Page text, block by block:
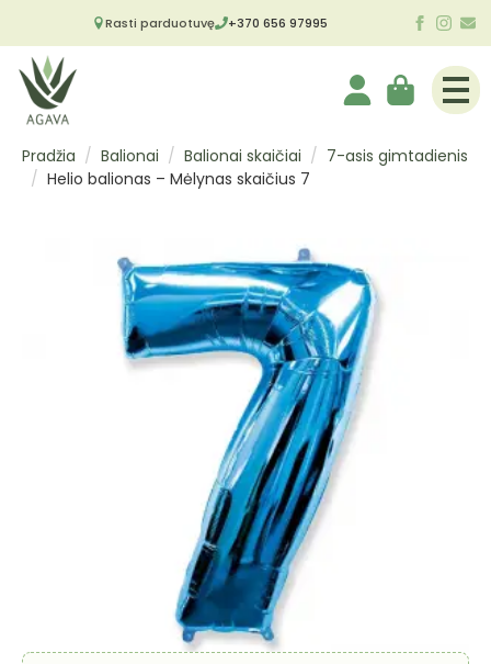
Rasti parduotuvę +370 656 97995
Pradžia Balionai Balionai skaičiai
7-asis gimtadienis
Helio balionas – Mėlynas skaičius 7